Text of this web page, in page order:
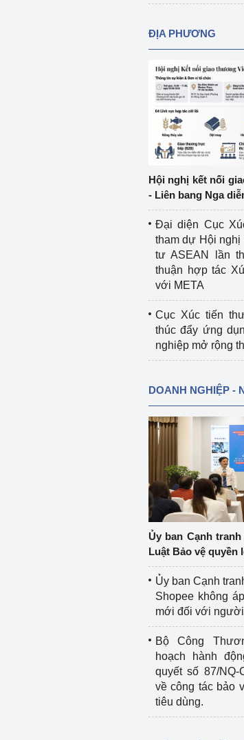
ĐỊA PHƯƠNG
Hội nghị kết nối
- Liên bang Nga
Đại diện Cục
tham dự Hội
tư ASEAN lần
thuận hợp tác
với META
Cục Xúc tiến
thúc đẩy ứng
nghiệp mở rộng
DOANH NGHIỆP -
Ủy ban Cạnh
Luật Bảo vệ
Ủy ban Cạnh
Shopee không
mới đối với
Bộ Công
hoạch hành
quyết số 87/NQ-
về công tác bảo
tiêu dùng.